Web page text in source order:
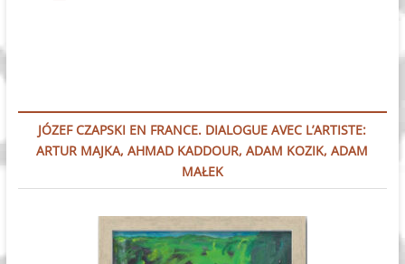
JÓZEF CZAPSKI EN FRANCE. DIALOGUE AVEC L’ARTISTE:
ARTUR MAJKA, AHMAD KADDOUR, ADAM KOZIK, ADAM
MAŁEK